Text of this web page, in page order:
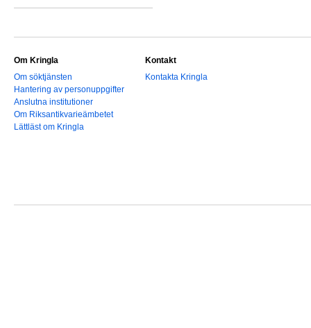
Om Kringla
Om söktjänsten
Hantering av personuppgifter
Anslutna institutioner
Om Riksantikvarieämbetet
Lättläst om Kringla
Kontakt
Kontakta Kringla